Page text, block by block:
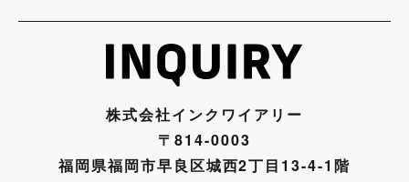
株式会社インクワイアリー
〒814-0003
福岡県福岡市早良区城西2丁目13-4-1階